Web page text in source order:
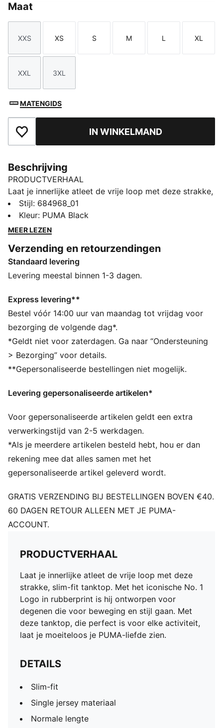
Maat
Maat
XXS
Maat
XS
Maat
S
Maat
M
Maat
L
Maat
XL
Maat
XXL
Maat
3XL
MATENGIDS
Toegevoegd aan favorietenIN WINKELMAND
Beschrijving
PRODUCTVERHAAL
Laat je innerlijke atleet de vrije loop met deze strakke,
slim-fit tanktop. Met het iconische No. 1 Logo in
rubberprint is hij ontworpen voor degenen die voor
beweging en stijl gaan. Met deze tanktop, die perfect
liefde zien.
DETAILS
Slim-fit
Normale lengte
Ronde hals
Mouwloos
PUMA No. 1-logo in rubberprint
PUMA-merkdetails
Stijl: 684968_01
Kleur: PUMA Black
MEER LEZEN
Verzending en retourzendingen
Standaard levering
Levering meestal binnen 1-3 dagen.
Express levering**
Bestel vóór 14:00 uur van maandag tot vrijdag voor
bezorging de volgende dag*.
*Geldt niet voor zaterdagen. Ga naar “Ondersteuning
> Bezorging” voor details.
**Gepersonaliseerde bestellingen niet mogelijk.
Levering gepersonaliseerde artikelen*
Voor gepersonaliseerde artikelen geldt een extra
verwerkingstijd van 2-5 werkdagen.
*Als je meerdere artikelen besteld hebt, hou er dan
rekening mee dat alles samen met het
gepersonaliseerde artikel geleverd wordt.
GRATIS VERZENDING BIJ BESTELLINGEN BOVEN €40.
60 DAGEN RETOUR ALLEEN MET JE PUMA-
ACCOUNT.
PRODUCTVERHAAL
Laat je innerlijke atleet de vrije loop met deze
strakke, slim-fit tanktop. Met het iconische No. 1
Logo in rubberprint is hij ontworpen voor
degenen die voor beweging en stijl gaan. Met
deze tanktop, die perfect is voor elke activiteit,
laat je moeiteloos je PUMA-liefde zien.
DETAILS
Slim-fit
Single jersey materiaal
Normale lengte